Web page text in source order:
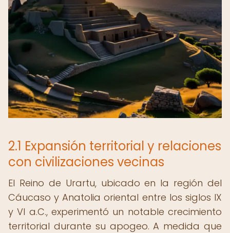
2.1 Expansión territorial y relaciones
con civilizaciones vecinas
El Reino de Urartu, ubicado en la región del
Cáucaso y Anatolia oriental entre los siglos IX
y VI a.C., experimentó un notable crecimiento
territorial durante su apogeo. A medida que